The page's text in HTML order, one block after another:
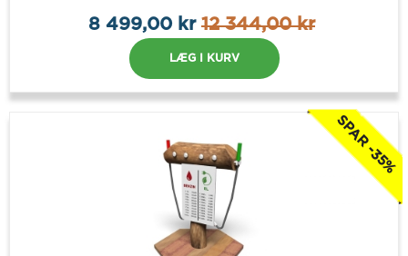
8 499,00 kr 12 344,00 kr
LÆG I KURV
SPAR -35%